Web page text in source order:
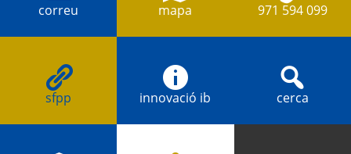
correu mapa 971 594 099
sfpp innovació ib cerca